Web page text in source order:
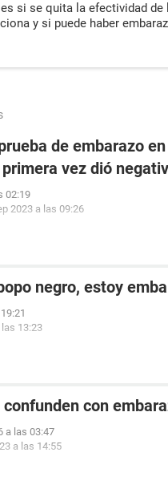
si se quita la efectividad de
y si puede haber
de embarazo
vez dió
02:19
2023 a las 09:26
negro, estoy
13:23
con
a las 03:47
a las 14:55